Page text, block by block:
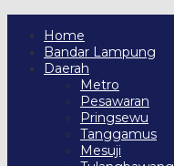
Home
Bandar Lampung
Daerah
Metro
Pesawaran
Pringsewu
Tanggamus
Mesuji